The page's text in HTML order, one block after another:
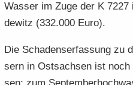
Was­ser im Zuge der K
de­witz (332.000 Euro).
Die Scha­dens­er­fas­sung zu
sern in Ost­sach­sen ist